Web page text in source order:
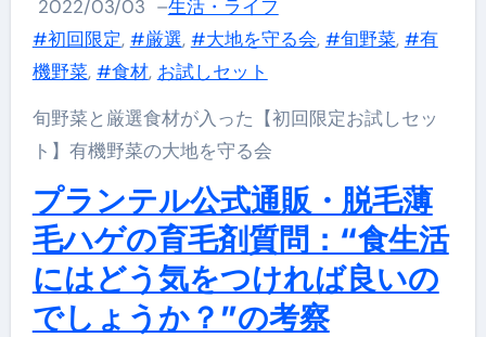
2022/03/03 –生活・ライフ
#初回限定, #厳選, #大地を守る会, #旬野菜, #有
機野菜, #食材, お試しセット
旬野菜と厳選食材が入った【初回限定お試しセッ
ト】有機野菜の大地を守る会
プランテル公式通販・脱毛薄
毛ハゲの育毛剤質問：“食生活
にはどう気をつければ良いの
でしょうか？”の考察